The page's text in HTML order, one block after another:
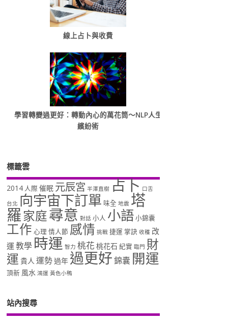
線上占卜與收費
學習轉變過更好：轉動內心的萬花筒～NLP人生
繽紛術
標籤雲
2014 人際 催眠 元辰宮 半澤直樹 占卜 口舌
台北 向宇宙下訂單 味全 地震 塔
羅家庭尋意 對話 小人 小語 小錦囊
工作 心理 情人節 感情 挑戰 捷運 掌訣 收穫 改
運 教學 時運 智力 桃花 桃花石 紀實 臨門 財
運 貴人 運勢過年 過更好錦囊 開運
頂新 風水 鴻運 黃色小鴨
站內搜尋